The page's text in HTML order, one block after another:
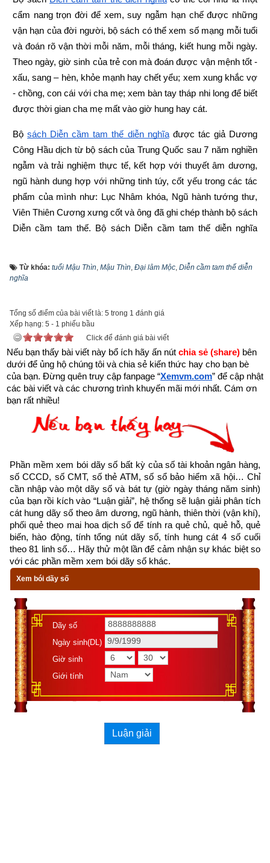
cẩm nang trọn đời để xem, suy ngẫm hạn chế được những
vận hạn của đời người, bộ sách có thể xem số mạng mỗi tuổi
và đoán rõ vận thời mỗi năm, mỗi tháng, kiết hung mỗi ngày.
Theo ngày, giờ sinh của trẻ con mà đoán được vận mệnh tốt -
xấu, sang – hèn, khỏe mạnh hay chết yểu; xem xung khắc vợ
- chồng, con cái với cha mẹ; xem bàn tay tháp nhi long để biết
được thời gian cha mẹ mất vào giờ hung hay cát.
Bộ sách Diễn cầm tam thế diễn nghĩa được tác giả Dương
Công Hầu dịch từ bộ sách của Trung Quốc sau 7 năm nghiền
ngẫm và trải nghiệm thực tế, kết hợp với thuyết âm dương,
ngũ hành dung hợp với những tinh túy, cốt yếu trong các tác
phẩm của mình như: Lục Nhâm khóa, Ngũ hành tướng thư,
Viên Thiên Cương xưng cốt và ông đã ghi chép thành bộ sách
Diễn cầm tam thế. Bộ sách Diễn cầm tam thế diễn nghĩa
dụng nhiều từ Hán - Nôm cổ, một phần do lỗi biên tập nên có
Xemvm.com xin hân hạnh giới thiệu tới độc giả
cuốn sách số
“Diễn cầm tam thế diễn nghĩa” của soạn giả Dương Công
Hầu
https://xemvm.com/kien-thuc-phong-
thuy/xem-van-menh/link-tai-sach-dien-cam-tam-the-dien-
Từ khóa: tuổi Mậu Thìn, Mậu Thìn, Đại lâm Mộc, Diễn cầm tam thế diễn
nghĩa
Tổng số điểm của bài viết là: 5 trong 1 đánh giá
Xếp hạng: 5 - 1 phiếu bầu
Click để đánh giá bài viết
Nếu bạn thấy bài viết này bổ ích hãy ấn nút chia sẻ (share) bên
dưới để ủng hộ chúng tôi và chia sẻ kiến thức hay cho bạn bè
của bạn. Đừng quên truy cập fanpage “Xemvm.com” để cập nhật
các bài viết và các chương trình khuyến mãi mới nhất. Cám ơn
bạn rất nhiều!
Phần mềm xem bói dãy số bất kỳ của số tài khoản ngân hàng,
số CCCD, số CMT, số thẻ ATM, số sổ bảo hiểm xã hội… Chỉ
cần nhập vào một dãy số và bát tự (giờ ngày tháng năm sinh)
của bạn rồi kích vào “Luận giải”, hệ thống sẽ luận giải phân tích
cát hung dãy số theo âm dương, ngũ hành, thiên thời (vận khí),
phối quẻ theo mai hoa dịch số để tính ra quẻ chủ, quẻ hỗ, quẻ
biến, hào động, tính tổng nút dãy số, tính hung cát 4 số cuối
theo 81 linh số… Hãy thử một lần để cảm nhận sự khác biệt so
với các phần mềm xem bói dãy số khác.
Xem bói dãy số
Dãy số
Ngày sinh(DL)
Giờ sinh
Giới tính
Luận giải